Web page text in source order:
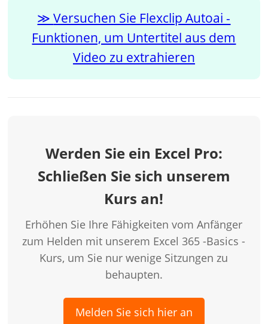
Versuchen Sie Flexclip Autoai -
Funktionen, um Untertitel aus dem
Video zu extrahieren
Werden Sie ein Excel Pro:
Schließen Sie sich unserem
Kurs an!
Erhöhen Sie Ihre Fähigkeiten vom Anfänger
zum Helden mit unserem Excel 365 -Basics -
Kurs, um Sie nur wenige Sitzungen zu
behaupten.
Melden Sie sich hier an